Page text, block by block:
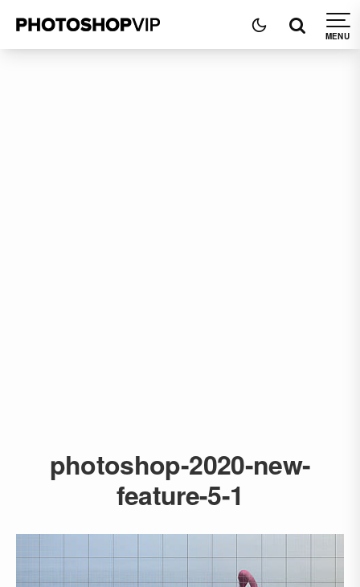
photoshop-2020-new-
feature-5-1